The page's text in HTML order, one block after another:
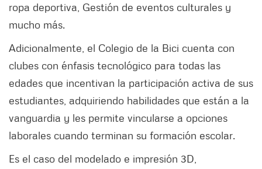
ropa deportiva, Gestión de eventos culturales y
mucho más.
Adicionalmente, el Colegio de la Bici cuenta con
clubes con énfasis tecnológico para todas las
edades que incentivan la participación activa de sus
estudiantes, adquiriendo habilidades que están a la
vanguardia y les permite vincularse a opciones
laborales cuando terminan su formación escolar.
Es el caso del modelado e impresión 3D,